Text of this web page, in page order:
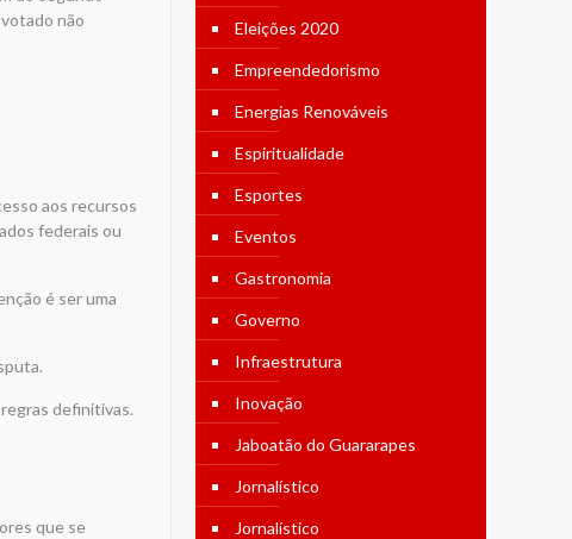
não
aos recursos
federais ou
é ser uma
definitivas.
que se
Eleições 2020
Empreendedorismo
Energias Renováveis
Espiritualidade
Esportes
Eventos
Gastronomia
Governo
Infraestrutura
Inovação
Jaboatão do Guararapes
Jornalístico
Jornalístico